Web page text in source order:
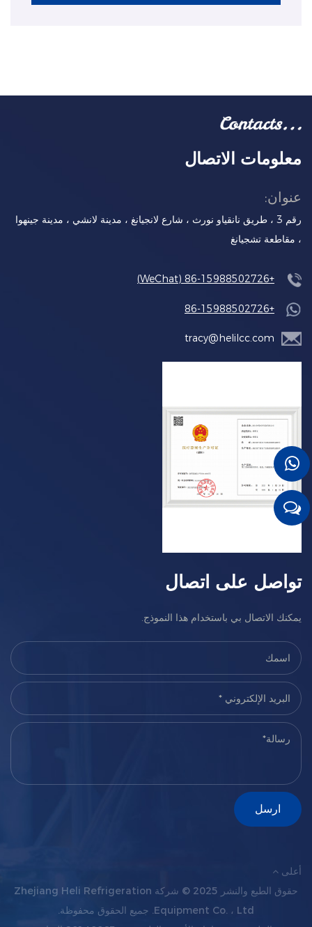
معلومات الاتصال
عنوان:
رقم 3 ، طريق نانقياو نورث ، شارع لانجيانغ ، مدينة لانشي ، مدينة جينهوا
، مقاطعة تشجيانغ
+86-15988502726 (WeChat)
+86-15988502726
tracy@helilcc.com
تواصل على اتصال
يمكنك الاتصال بي باستخدام هذا النموذج.
أعلى
حقوق الطبع والنشر 2025 ©
شركة Zhejiang Heli Refrigeration
Equipment Co. ، Ltd. جميع الحقوق محفوظة.